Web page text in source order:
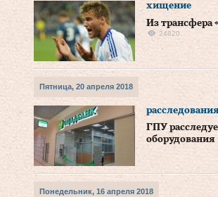
хищение
Из трансфера
24820
Пятница, 20 апреля 2018
ГПУ
оборудования
Понедельник, 16 апреля 2018